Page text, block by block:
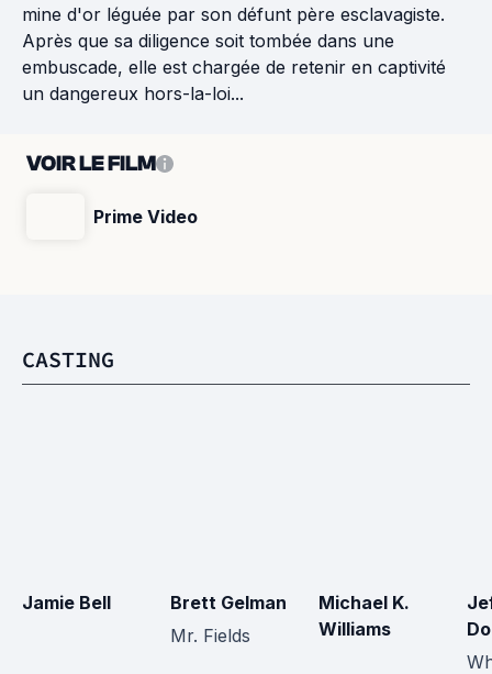
mine d'or léguée par son défunt père esclavagiste.
Après que sa diligence soit tombée dans une
embuscade, elle est chargée de retenir en captivité
un dangereux hors-la-loi...
VOIR LE FILM
Prime Video
CASTING
Jamie Bell
Brett Gelman
Mr. Fields
Michael K.
Williams